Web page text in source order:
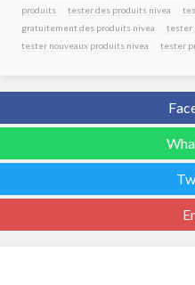
produits
tester des produits nivea
gratuitement des produits nivea
tester
tester nouveaux produits nivea
tester